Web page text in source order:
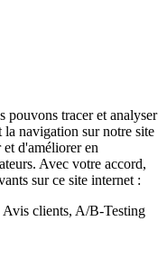
pouvons tracer et analyser
la navigation sur notre site
d'améliorer en
Avec votre accord,
sur ce site internet :
clients, A/B-Testing